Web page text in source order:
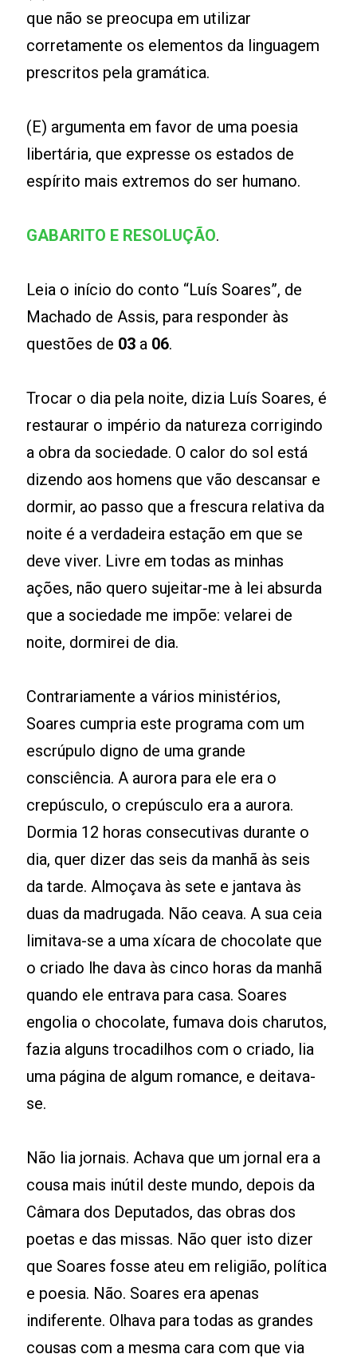
que não se preocupa em utilizar
corretamente os elementos da linguagem
prescritos pela gramática.
(E) argumenta em favor de uma poesia
libertária, que expresse os estados de
espírito mais extremos do ser humano.
GABARITO E RESOLUÇÃO.
Leia o início do conto “Luís Soares”, de
Machado de Assis, para responder às
questões de 03 a 06.
Trocar o dia pela noite, dizia Luís Soares, é
restaurar o império da natureza corrigindo
a obra da sociedade. O calor do sol está
dizendo aos homens que vão descansar e
dormir, ao passo que a frescura relativa da
noite é a verdadeira estação em que se
deve viver. Livre em todas as minhas
ações, não quero sujeitar-me à lei absurda
que a sociedade me impõe: velarei de
noite, dormirei de dia.
Contrariamente a vários ministérios,
Soares cumpria este programa com um
escrúpulo digno de uma grande
consciência. A aurora para ele era o
crepúsculo, o crepúsculo era a aurora.
Dormia 12 horas consecutivas durante o
dia, quer dizer das seis da manhã às seis
da tarde. Almoçava às sete e jantava às
duas da madrugada. Não ceava. A sua ceia
limitava-se a uma xícara de chocolate que
o criado lhe dava às cinco horas da manhã
quando ele entrava para casa. Soares
engolia o chocolate, fumava dois charutos,
fazia alguns trocadilhos com o criado, lia
uma página de algum romance, e deitava-
se.
Não lia jornais. Achava que um jornal era a
cousa mais inútil deste mundo, depois da
Câmara dos Deputados, das obras dos
poetas e das missas. Não quer isto dizer
que Soares fosse ateu em religião, política
e poesia. Não. Soares era apenas
indiferente. Olhava para todas as grandes
cousas com a mesma cara com que via